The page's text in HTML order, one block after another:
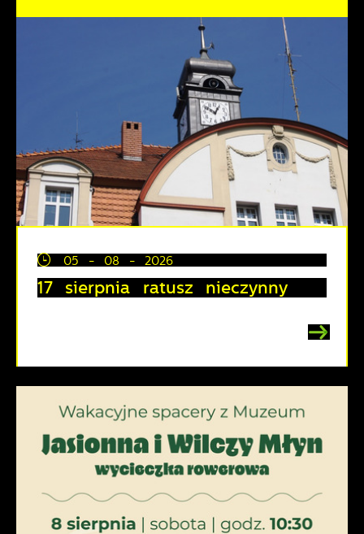
05 - 08 - 2026
17 sierpnia ratusz nieczynny